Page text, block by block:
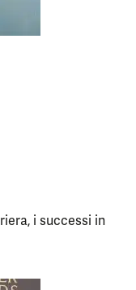
i successi in